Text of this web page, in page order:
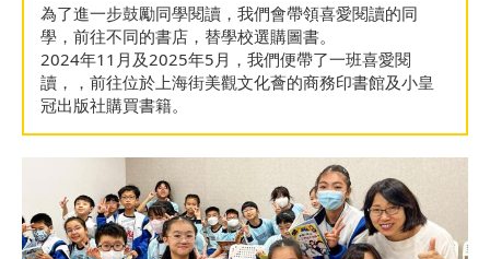
為了進一步鼓勵同學閱讀，我們會帶領喜愛閱讀的同
學，前往不同的書店，替學校選購圖書。
2024年11月及2025年5月，我們便帶了一班喜愛閱
讀，，前往位於上海街美觀文化薈的商務印書館及小皇
冠出版社購買書籍。